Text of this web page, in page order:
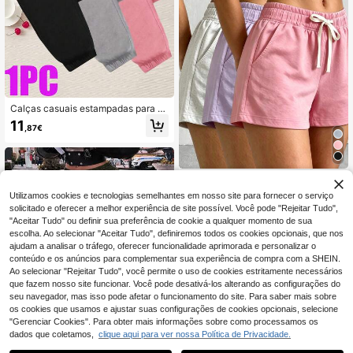
Calças casuais estampadas para m
ulher, para exterior, para todas as es
tações, versáteis para uso diário, ad
stas e desporto
11 ,87€
Shorts esportivos femininos com ci
ntura elástica ajustável, ideais para
atividades de verão, corrida e exerc
ícios em ambientes fechados.
39 Left
13,06€
0
Utilizamos cookies e tecnologias semelhantes em nosso site para fornecer o serviço
solicitado e oferecer a melhor experiência de site possível. Você pode "Rejeitar Tudo",
"Aceitar Tudo" ou definir sua preferência de cookie a qualquer momento de sua
escolha. Ao selecionar "Aceitar Tudo", definiremos todos os cookies opcionais, que nos
ajudam a analisar o tráfego, oferecer funcionalidade aprimorada e personalizar o
conteúdo e os anúncios para complementar sua experiência de compra com a SHEIN.
Ao selecionar "Rejeitar Tudo", você permite o uso de cookies estritamente necessários
que fazem nosso site funcionar. Você pode desativá-los alterando as configurações do
seu navegador, mas isso pode afetar o funcionamento do site. Para saber mais sobre
os cookies que usamos e ajustar suas configurações de cookies opcionais, selecione
"Gerenciar Cookies". Para obter mais informações sobre como processamos os
dados que coletamos, clique aqui para ver nossa Política de Privacidade.